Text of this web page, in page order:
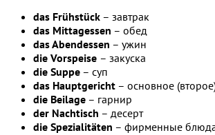
das Frühstück – завтрак
das Mittagessen – обед
das Abendessen – ужин
die Vorspeise – закуска
die Suppe – суп
das Hauptgericht – основное
die Beilage – гарнир
der Nachtisch – десерт
die Spezialitäten – фирменные